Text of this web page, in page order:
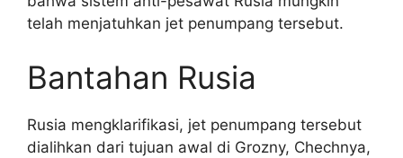
telah menjatuhkan jet penumpang tersebut.
Bantahan Rusia
Rusia mengklarifikasi, jet penumpang tersebut
dialihkan dari tujuan awal di Grozny, Chechnya,